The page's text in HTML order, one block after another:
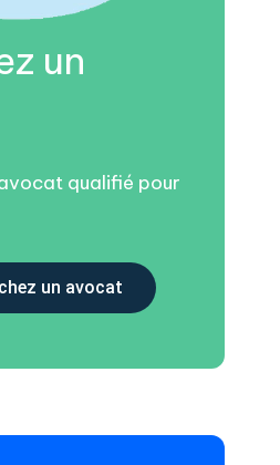
un
qualifié pour
un avocat